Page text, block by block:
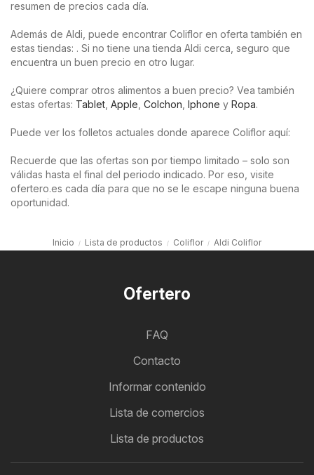
resumen de precios cada día.
Además de Aldi, puede encontrar Coliflor en oferta también en
estas tiendas: . Si no tiene una tienda Aldi cerca, seguro que
encuentra un buen precio en otro lugar.
¿Quiere comprar otros alimentos a buen precio? Vea también
estas ofertas: Tablet Apple Colchon Iphone y Ropa.
Puede ver los folletos actuales donde aparece Coliflor aquí:
Recuerde que las ofertas son por tiempo limitado – solo son
válidas hasta el final del periodo indicado. Por eso, visite
ofertero.es cada día para que no se le escape ninguna buena
oportunidad.
Inicio Lista de productos Coliflor Aldi Coliflor
Ofertero
FAQ
Contacto
Informar contenido
Lista de comercios
Lista de productos